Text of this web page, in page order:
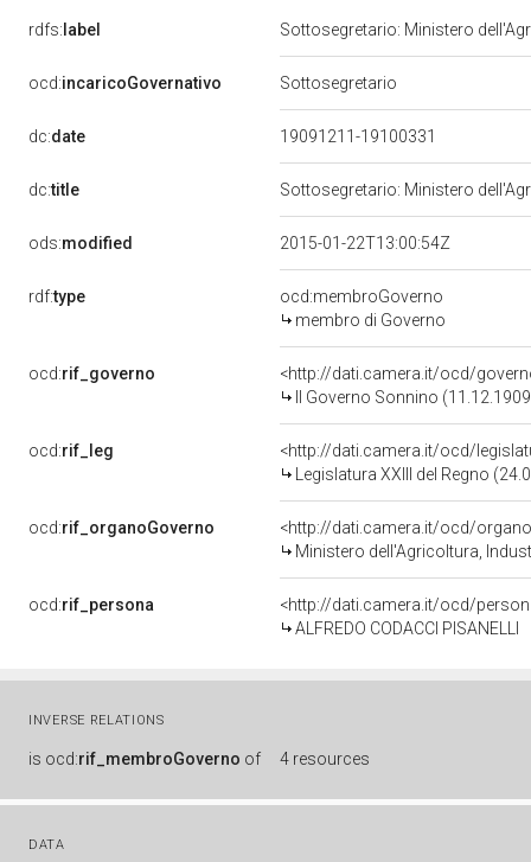
rdfs: label Sottosegretario: Ministero
ocd:incaricoGovernativo Sottosegretario
dc:date 19091211-19100331
dc:title Sottosegretario: Ministero
ods:modified 2015-01-22T13:00:54Z
rdf:type
ocd:membroGoverno
membro di Governo
ocd:rif_governo
<http://dati.camera.it/ocd/
II Governo Sonnino
ocd:rif_leg
<http://dati.camera.it/ocd/
Legislatura XXIII del Regno
ocd:rif_organoGoverno
<http://dati.camera.it/ocd/
Ministero dell'Agricoltura,
ocd:rif_persona
<http://dati.camera.it/ocd/
ALFREDO CODACCI PISANELLI
INVERSE RELATIONS
is ocd:rif_membroGoverno of 4 resources
DATA